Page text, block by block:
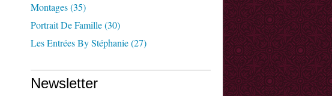
Montages(35)
Portrait De Famille(30)
Les Entrées By Stéphanie(27)
Newsletter